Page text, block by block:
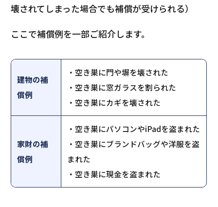
壊されてしまった場合でも補償が受けられる）
ここで補償例を一部ご紹介します。
建物の補
償例
・空き巣に門や塀を壊された
・空き巣に窓ガラスを割られた
・空き巣にカギを壊された
家財の補
償例
・空き巣にパソコンやiPadを盗まれた
・空き巣にブランドバッグや洋服を盗
まれた
・空き巣に現金を盗まれた